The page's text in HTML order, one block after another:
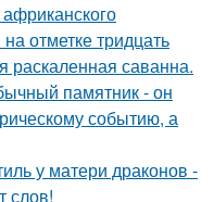
отметке тридцать
раскаленная саванна.
памятник - он
событию, а
у матери драконов -
слов!